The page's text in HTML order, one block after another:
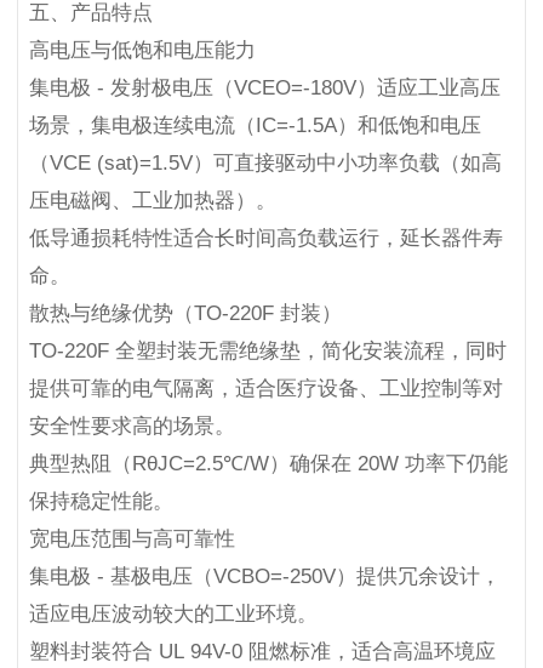
五、产品特点
高电压与低饱和电压能力
集电极 - 发射极电压（VCEO=-180V）适应工业高压
场景，集电极连续电流（IC=-1.5A）和低饱和电压
（VCE (sat)=1.5V）可直接驱动中小功率负载（如高
压电磁阀、工业加热器）。
低导通损耗特性适合长时间高负载运行，延长器件寿
命。
散热与绝缘优势（TO-220F 封装）
TO-220F 全塑封装无需绝缘垫，简化安装流程，同时
提供可靠的电气隔离，适合医疗设备、工业控制等对
安全性要求高的场景。
典型热阻（RθJC=2.5℃/W）确保在 20W 功率下仍能
保持稳定性能。
宽电压范围与高可靠性
集电极 - 基极电压（VCBO=-250V）提供冗余设计，
适应电压波动较大的工业环境。
塑料封装符合 UL 94V-0 阻燃标准，适合高温环境应